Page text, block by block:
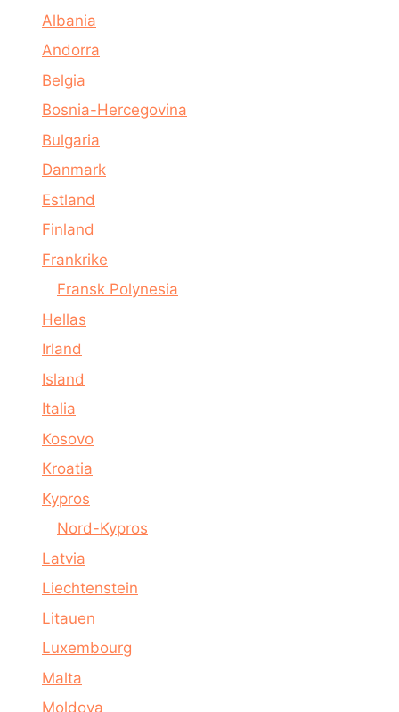
Albania
Andorra
Belgia
Bosnia-Hercegovina
Bulgaria
Danmark
Estland
Finland
Frankrike
Fransk Polynesia
Hellas
Irland
Island
Italia
Kosovo
Kroatia
Kypros
Nord-Kypros
Latvia
Liechtenstein
Litauen
Luxembourg
Malta
Moldova